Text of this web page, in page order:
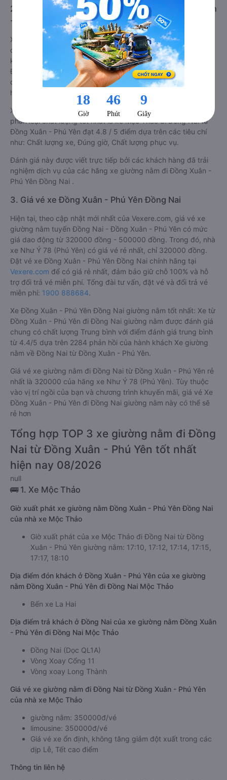
2. Về chất lượng, review, đánh giá nhà xe Đồng Xuân
- Phú Yên Đồng Nai giường nằm
Xe giường nằm đi Đồng Nai từ Đồng Xuân - Phú Yên tốt nhất
được phân loại chất lượng dựa trên đánh giá từ 1 đến 5 của
khách hàng với các tiêu chí như: Chất lượng xe giường nằm,
Đúng giờ, Chất lượng phục vụ trênVexere.com. Đánh giá này
được viết trực tiếp bởi các khách hàng đã trải nghiệm các
hãng Xe Đồng Xuân - Phú Yên đi Đồng Nai.
Xe giường nằm đi Đồng Nai từ Đồng Xuân - Phú Yên được
phân loại chất lượng tốt nhất là xe Mộc Thảo đi Đồng Nai từ
Đồng Xuân - Phú Yên đạt 4.8 / 5 điểm dựa trên các tiêu chí
như: Chất lượng xe, Đúng giờ, Chất lượng phục vụ.
Đánh giá này được viết trực tiếp bởi các khách hàng đã trải
nghiệm dịch vụ của các hãng xe giường nằm đi Đồng Xuân -
Phú Yên Đồng Nai .
3. Giá vé xe Đồng Xuân - Phú Yên Đồng Nai
Hiện tại, theo cập nhật mới nhất của Vexere.com, giá vé xe
giường nằm tuyến Đồng Nai - Đồng Xuân - Phú Yên có mức
giá dao động từ 320000 đồng - 500000 đồng. Trong đó, nhà
xe Như Ý 78 (Phú Yên) có giá vé rẻ nhất, chỉ 320000 đồng.
Đặt vé xe Đồng Xuân - Phú Yên Đồng Nai chính hãng tại
Vexere.com để có giá rẻ nhất, đảm bảo giữ chỗ 100% và hỗ
trợ đổi trả vé miễn phí. Tổng đài tư vấn, đặt vé và đổi trả vé
miễn phí: 1900 888684.
Xe Đồng Xuân - Phú Yên Đồng Nai giường nằm tốt nhất: Xe từ
Đồng Xuân - Phú Yên đi Đồng Nai giường nằm được đánh giá
chung có chất lượng Trung bình với điểm đánh giá trung bình
từ 4.4/5 dựa trên 2284 phản hồi của hành khách Xe giường
nằm về Đồng Nai từ Đồng Xuân - Phú Yên.
Giá vé xe giường nằm đi Đồng Nai từ Đồng Xuân - Phú Yên rẻ
nhất là 320000 của hãng xe Như Ý 78 (Phú Yên). Tùy thuộc
vào vị trí ngồi của bạn và chương trình khuyến mãi, giá vé Xe
Đồng Xuân - Phú Yên đi Đồng Nai giường nằm này có thể sẽ
rẻ hơn
Tổng hợp TOP 3 xe giường nằm đi Đồng
Nai từ Đồng Xuân - Phú Yên tốt nhất
hiện nay 08/2026
null
🚌 1. Xe Mộc Thảo
Giờ xuất phát xe giường nằm Đồng Xuân - Phú Yên Đồng Nai
của nhà xe Mộc Thảo
Giờ xuất phát của xe Mộc Thảo đi Đồng Nai từ Đồng
Xuân - Phú Yên giường nằm: 17:10, 17:12, 17:14, 17:15,
17:17, 18:10
Địa điểm đón khách ở Đồng Xuân - Phú Yên của xe giường
nằm Đồng Xuân - Phú Yên đi Đồng Nai Mộc Thảo
Bến xe La Hai
Địa điểm trả khách ở Đồng Nai của xe giường nằm Đồng Xuân
- Phú Yên đi Đồng Nai Mộc Thảo
Đồng Nai (Dọc QL1A)
Vòng Xoay Cổng 11
Vòng xoay Long Thành
Giá vé xe giường nằm đi Đồng Nai từ Đồng Xuân - Phú Yên
của nhà xe Mộc Thảo
giường nằm: 350000đ/vé
limousine: 350000đ/vé
Giá vé xe ổn định, không tăng giảm đột xuất trong các
dịp Lễ, Tết cao điểm
Thông tin liên hệ